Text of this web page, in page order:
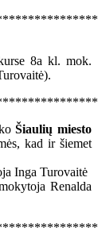
8a kl. mok.
Šiaulių miesto
kad ir šiemet
Inga Turovaitė
Renalda